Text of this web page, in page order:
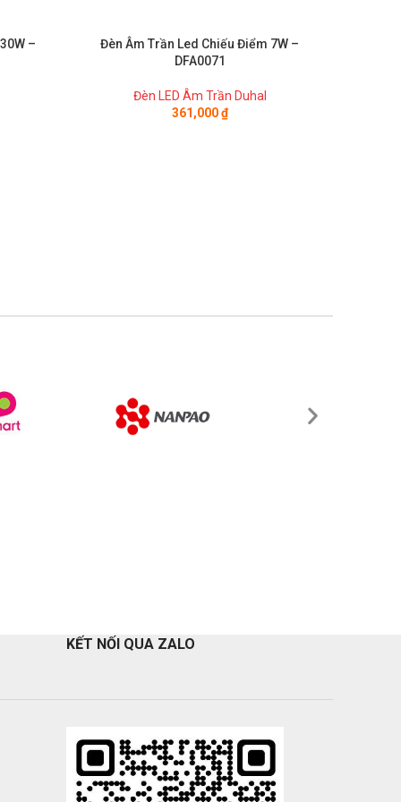
–
Đèn Âm Trần Led Chiếu Điểm 7W –
DFA0071
Đèn LED Âm Trần Duhal
361,000₫
KẾT NỐI QUA ZALO